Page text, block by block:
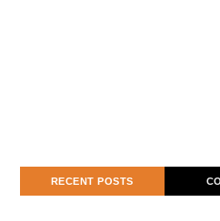
RECENT POSTS